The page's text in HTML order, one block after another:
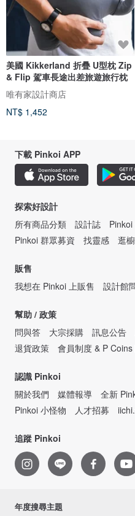
美國 Kikkerland 折疊 U型枕 Zip
& Flip 駕車長途出差旅遊旅行枕
唯有家設計商店
NT$ 1,452
下載 Pinkoi APP
探索好設計
所有商品分類
設計誌
Pinkoi 群眾募資
找靈感 逛
販售
我想在 Pinkoi 上販售
設計館
幫助 / 政策
問與答
大宗採購 訊息公告
退貨政策
會員制度 & P
認識 Pinkoi
關於我們
媒體報導 全新
Pinkoi 小怪物
人才招募
追蹤 Pinkoi
年度搜尋主題